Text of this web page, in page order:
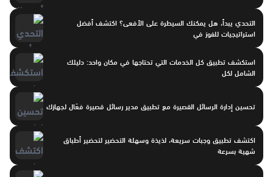
التحدي يبدأ، هل يمكنك السيطرة على الأفعى؟ اكتشف أفضل
استراتيجيات للفوز في
استكشف تطبيق كل الخدمات التي تحتاجها في مكان واحد: دليلك
الشامل لكل
تحسين إدارة الرسائل القصيرة مع تطبيق مدير رسائل قصيرة فعّال لجهازك
اكتشف تطبيق وجبات سريعة، لذيذة وسهلة التحضير لتحضير أطباق
شهية بسرعة